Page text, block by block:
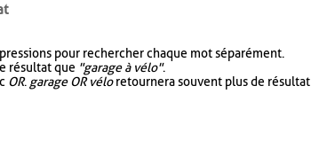
pour rechercher chaque mot séparément.
résultat que "garage à vélo".
OR. garage OR véloretournera souvent plus de résultat